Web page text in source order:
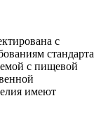
с
стандарта
с пищевой
имеют